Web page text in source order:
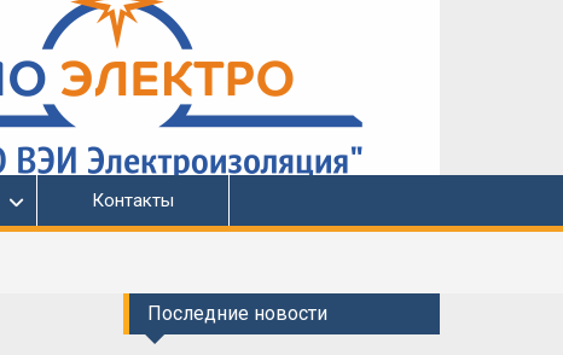
Контакты
Последние новости